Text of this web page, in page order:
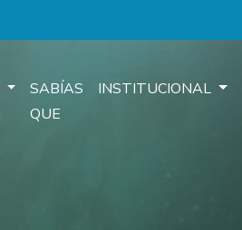
SABÍAS
QUE
INSTITUCIONAL